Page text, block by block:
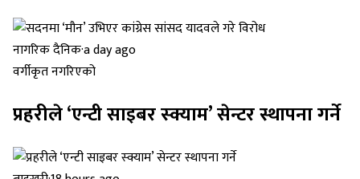
नागरिक दैनिक·a day ago
वर्गीकृत नगरिएको
प्रहरीले ‘एन्टी साइबर स्क्याम’ सेन्टर स्थापना गर्ने